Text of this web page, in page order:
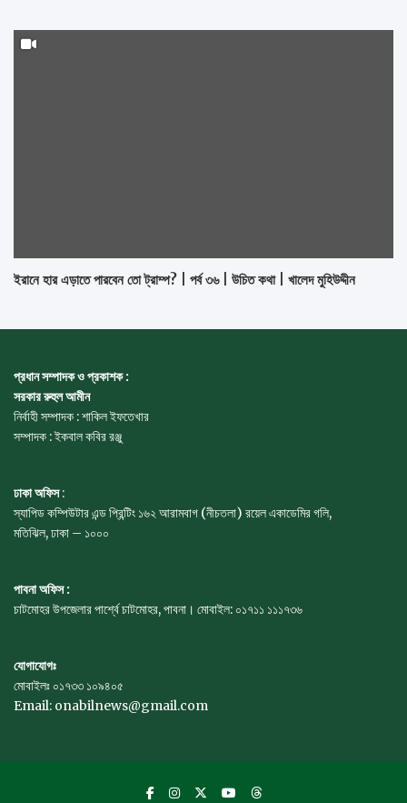
ইরানে হার এড়াতে পারবেন তো ট্রাম্প? | পর্ব ৩৬ | উচিত কথা | খালেদ মুহিউদ্দীন
প্রধান সম্পাদক ও প্রকাশক :
সরকার রুহুল আমীন
নির্বাহী সম্পাদক : শাকিল ইফতেখার
সম্পাদক : ইকবাল কবির রঞ্জু
ঢাকা অফিস:
স্যাপিড কম্পিউটার এন্ড প্রিন্টিং ১৬২ আরামবাগ (নীচতলা) রয়েল একাডেমির গলি,
মতিঝিল, ঢাকা – ১০০০
পাবনা অফিস :
চাটমোহর উপজেলার পার্শ্বে চাটমোহর, পাবনা। মোবাইল: ০১৭১১ ১১১৭৩৬
যোগাযোগঃ
মোবাইলঃ ০১৭৩৩ ১০৯৪০৫
Email: onabilnews@gmail.com